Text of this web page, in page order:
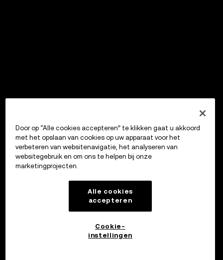
Door op “Alle cookies accepteren” te klikken gaat u akkoord
met het opslaan van cookies op uw apparaat voor het
verbeteren van websitenavigatie, het analyseren van
websitegebruik en om ons te helpen bij onze
marketingprojecten.
Alle cookies
accepteren
Cookie-
instellingen